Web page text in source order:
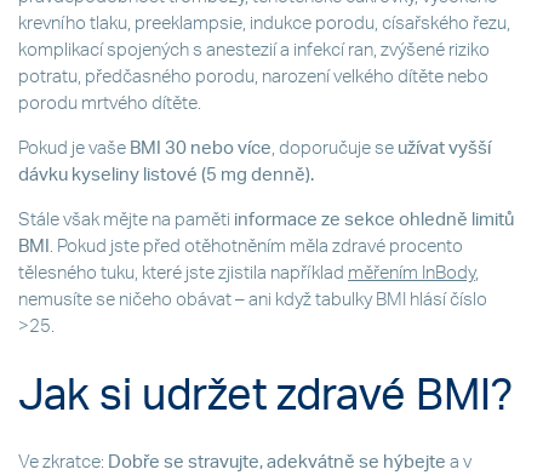
krevního tlaku, preeklampsie, indukce porodu, císařského řezu,
komplikací spojených s anestezií a infekcí ran, zvýšené riziko
potratu, předčasného porodu, narození velkého dítěte nebo
porodu mrtvého dítěte.
Pokud je vaše BMI 30 nebo více , doporučuje se užívat vyšší
dávku kyseliny listové (5 mg denně).
Stále však mějte na paměti informace ze sekce ohledně limitů
BMI
. Pokud jste před otěhotněním měla zdravé procento
tělesného tuku, které jste zjistila například měřením InBody,
nemusíte se ničeho obávat – ani když tabulky BMI hlásí číslo
>25.
Jak si udržet zdravé BMI?
Ve zkratce: Dobře se stravujte, adekvátně se hýbejte a v